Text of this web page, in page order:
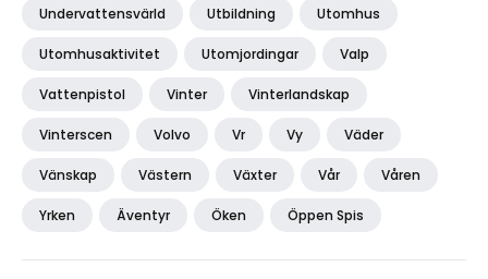
Undervattensvärld Utbildning Utomhus
Utomhusaktivitet Utomjordingar Valp
Vattenpistol Vinter Vinterlandskap
Vinterscen Volvo Vr Vy Väder
Vänskap Västern Växter Vår Våren
Yrken Äventyr Öken Öppen Spis